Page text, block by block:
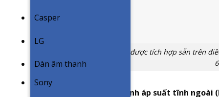
Casper
LG
Dàn âm thanh
Sony
Bơm thoát nước ngưng được tích hợp sẵn trên
Chế độ tự động điều chỉnh áp suất tĩnh ngoài